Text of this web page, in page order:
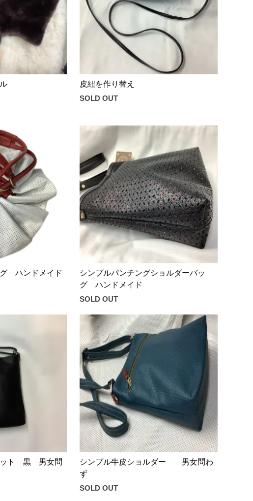
皮紐を作り替え
SOLD OUT
ハンドメイド
シンプルパンチングショルダーバッ
グ ハンドメイド
SOLD OUT
ット 黒 男女問
シンプル牛皮ショルダー 男女問わ
ず
SOLD OUT